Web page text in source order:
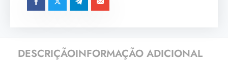
DESCRIÇÃOINFORMAÇÃO ADICIONAL